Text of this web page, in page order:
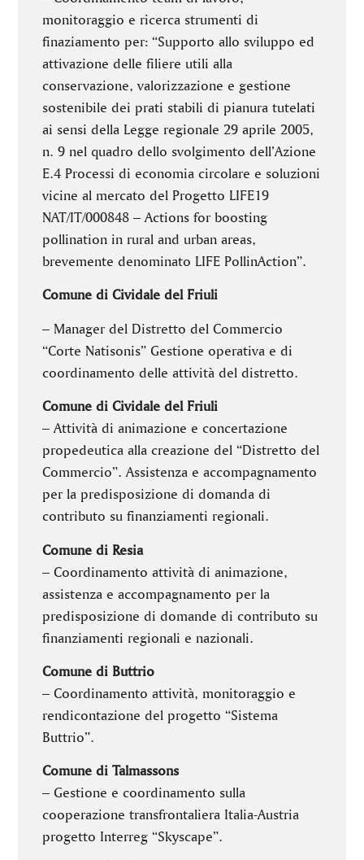
monitoraggio e ricerca strumenti di
finaziamento per: “Supporto allo sviluppo ed
attivazione delle filiere utili alla
conservazione, valorizzazione e gestione
sostenibile dei prati stabili di pianura tutelati
ai sensi della Legge regionale 29 aprile 2005,
n. 9 nel quadro dello svolgimento dell’Azione
E.4 Processi di economia circolare e soluzioni
vicine al mercato del Progetto LIFE19
NAT/IT/000848 – Actions for boosting
pollination in rural and urban areas,
brevemente denominato LIFE PollinAction”.
Comune di Cividale del Friuli
– Manager del Distretto del Commercio
“Corte Natisonis” Gestione operativa e di
coordinamento delle attività del distretto.
Comune di Cividale del Friuli
– Attività di animazione e concertazione
propedeutica alla creazione del “Distretto del
Commercio”. Assistenza e accompagnamento
per la predisposizione di domanda di
contributo su finanziamenti regionali.
Comune di Resia
– Coordinamento attività di animazione,
assistenza e accompagnamento per la
predisposizione di domande di contributo su
finanziamenti regionali e nazionali.
Comune di Buttrio
– Coordinamento attività, monitoraggio e
rendicontazione del progetto “Sistema
Buttrio”.
Comune di Talmassons
– Gestione e coordinamento sulla
cooperazione transfrontaliera Italia-Austria
progetto Interreg “Skyscape”.